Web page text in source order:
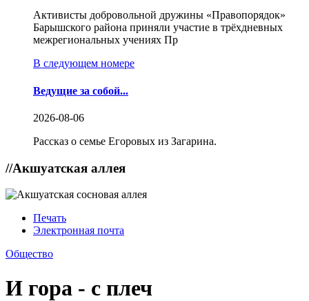
Активисты добровольной дружины «Правопорядок»
Барышского района приняли участие в трёхдневных
межрегиональных учениях Пр
В следующем номере
Ведущие за собой...
2026-08-06
Рассказ о семье Егоровых из Загарина.
//Акшуатская аллея
Печать
Электронная почта
Общество
И гора - с плеч